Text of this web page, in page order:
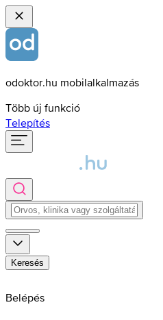
odoktor.hu mobilalkalmazás
Több új funkció
Telepítés
Keresés
Belépés